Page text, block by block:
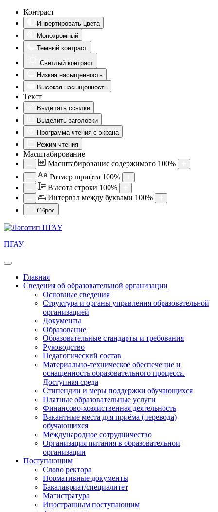
Контраст
Инвертировать цвета
Монохромный
Темный контраст
Светлый контраст
Низкая насыщенность
Высокая насыщенность
Текст
Выделять ссылки
Выделить заголовки
Программа чтения с экрана
Режим чтения
Масштабирование
Масштабирование содержимого 100%
Aa Размер шрифта 100%
Высота строки 100%
Интервал между буквами 100%
Сброс
ПГАУ
Главная
Сведения об образовательной организации
Основные сведения
Структура и органы управления образовательной
организацией
Документы
Образование
Образовательные стандарты и требования
Руководство
Педагогический состав
Материально-техническое обеспечение и
оснащенность образовательного процесса.
Доступная среда
Стипендии и меры поддержки обучающихся
Платные образовательные услуги
Финансово-хозяйственная деятельность
Вакантные места для приёма (перевода)
обучающихся
Международное сотрудничество
Организация питания в образовательной
организации
Поступающим
Слово ректора
Нормативные документы
Бакалавриат/специалитет
Магистратура
Иностранным поступающим